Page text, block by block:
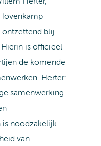
Herter,
ontzettend blij
is officieel
de komende
Herter:
samenwerking
is noodzakelijk
van